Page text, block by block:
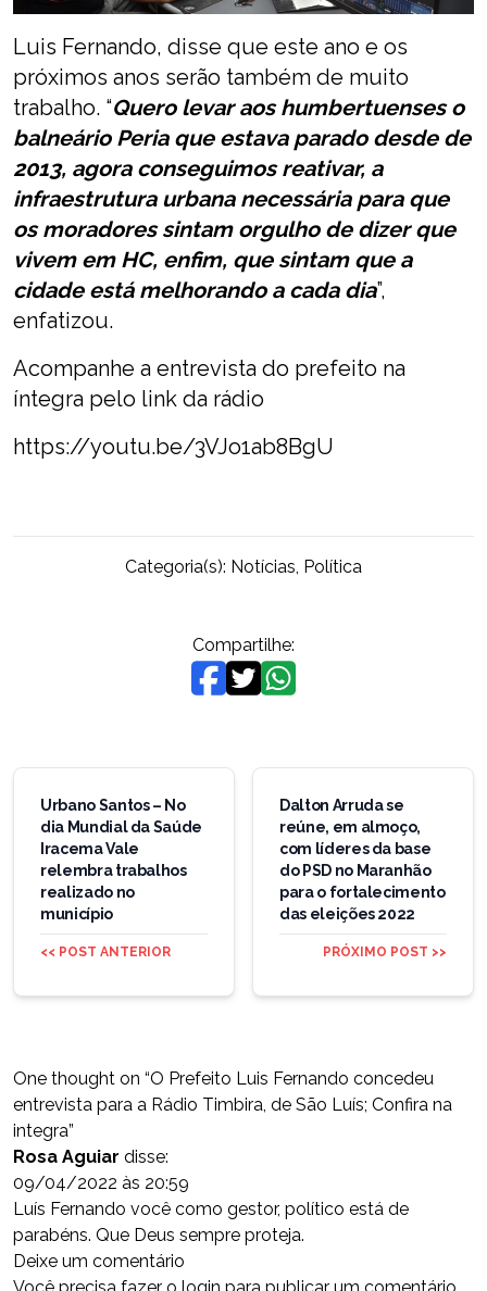
Luis Fernando, disse que este ano e os
próximos anos serão também de muito
trabalho. “Quero levar aos humbertuenses o
balneário Peria que estava parado desde de
2013, agora conseguimos reativar, a
infraestrutura urbana necessária para que
os moradores sintam orgulho de dizer que
vivem em HC, enfim, que sintam que a
cidade está melhorando a cada dia”,
enfatizou.
Acompanhe a entrevista do prefeito na
íntegra pelo link da rádio
https://youtu.be/3VJo1ab8BgU
Categoria(s): Notícias Política
Compartilhe:
Navegação
Post
Urbano Santos – No
dia Mundial da Saúde
Iracema Vale
relembra trabalhos
realizado no
município
<< POST ANTERIOR
Dalton Arruda se
reúne, em almoço,
com líderes da base
do PSD no Maranhão
para o fortalecimento
das eleições 2022
PRÓXIMO POST >>
One thought on “O Prefeito Luis Fernando concedeu
entrevista para a Rádio Timbira, de São Luís; Confira na
integra”
Rosa Aguiar disse:
09/04/2022 às 20:59
Luís Fernando você como gestor, político está de
parabéns. Que Deus sempre proteja.
Deixe um comentário